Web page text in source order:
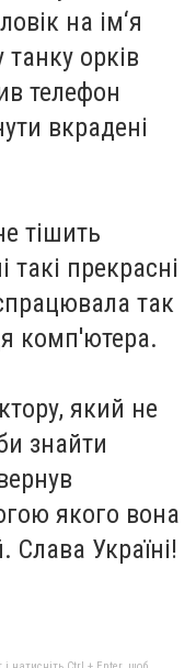
на ім‘я
орків
телефон
вкрадені
тішить
такі прекрасні
так
комп'ютера.
який не
знайти
якого вона
Слава Україні!